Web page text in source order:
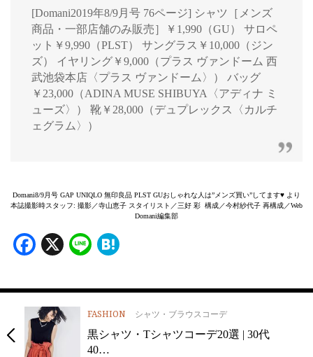
[Domani2019年8/9月号 76ページ] シャツ［メンズ
商品・一部店舗のみ販売］￥1,990（GU） サロペ
ット￥9,990（PLST） サングラス￥10,000（ジン
ズ） イヤリング￥9,000（プラス ヴァンドーム 西
武池袋本店〈プラス ヴァンドーム〉） バッグ
￥23,000（ADINA MUSE SHIBUYA〈アディナ ミ
ューズ〉） 靴￥28,000（デュプレックス〈カルチ
ェグラム〉）
Domani8/9月号 GAP UNIQLO 無印良品 PLST GUおしゃれな人は”メンズ買い”してます♥ より
本誌撮影時スタッフ: 撮影／寺山恵子 スタイリスト／三好 彩 構成／今村紗代子 再構成／Web
Domani編集部
Facebook
X Line
FASHION シャツ・ブラウスコーデ
黒シャツ・Tシャツコーデ20選 | 30代
40…